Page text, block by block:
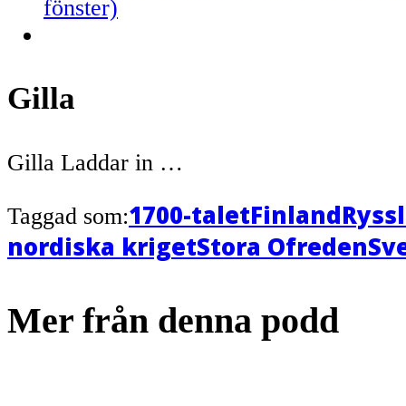
fönster)
Gilla
Gilla Laddar in …
Taggad som:1700-taletFinland
nordiska krigetStora Ofreden
Mer från denna podd